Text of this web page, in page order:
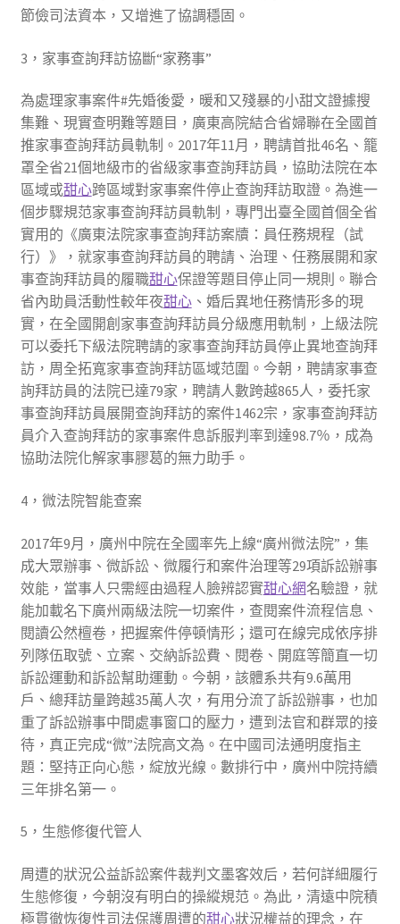
節儉司法資本，又增進了協調穩固。
3，家事查詢拜訪協斷“家務事”
為處理家事案件#先婚後愛，暖和又殘暴的小甜文證據搜
集難、現實查明難等題目，廣東高院結合省婦聯在全國首
推家事查詢拜訪員軌制。2017年11月，聘請首批46名、籠
罩全省21個地級市的省級家事查詢拜訪員，協助法院在本
區域或甜心跨區域對家事案件停止查詢拜訪取證。為進一
個步驟規范家事查詢拜訪員軌制，專門出臺全國首個全省
實用的《廣東法院家事查詢拜訪案牘：員任務規程（試
行）》，就家事查詢拜訪員的聘請、治理、任務展開和家
事查詢拜訪員的履職甜心保證等題目停止同一規則。聯合
省內助員活動性較年夜甜心、婚后異地任務情形多的現
實，在全國開創家事查詢拜訪員分級應用軌制，上級法院
可以委托下級法院聘請的家事查詢拜訪員停止異地查詢拜
訪，周全拓寬家事查詢拜訪區域范圍。今朝，聘請家事查
詢拜訪員的法院已達79家，聘請人數跨越865人，委托家
事查詢拜訪員展開查詢拜訪的案件1462宗，家事查詢拜訪
員介入查詢拜訪的家事案件息訴服判率到達98.7％，成為
協助法院化解家事膠葛的無力助手。
4，微法院智能查案
2017年9月，廣州中院在全國率先上線“廣州微法院”，集
成大眾辦事、微訴訟、微履行和案件治理等29項訴訟辦事
效能，當事人只需經由過程人臉辨認實甜心網名驗證，就
能加載名下廣州兩級法院一切案件，查閱案件流程信息、
閱讀公然檀卷，把握案件停頓情形；還可在線完成依序排
列隊伍取號、立案、交納訴訟費、閱卷、開庭等簡直一切
訴訟運動和訴訟幫助運動。今朝，該體系共有9.6萬用
戶、總拜訪量跨越35萬人次，有用分流了訴訟辦事，也加
重了訴訟辦事中間處事窗口的壓力，遭到法官和群眾的接
待，真正完成“微”法院高文為。在中國司法通明度指主
題：堅持正向心態，綻放光線。數排行中，廣州中院持續
三年排名第一。
5，生態修復代管人
周遭的狀況公益訴訟案件裁判文墨客效后，若何詳細履行
生態修復，今朝沒有明白的操縱規范。為此，清遠中院積
極貫徹恢復性司法保護周遭的甜心狀況權益的理念，在